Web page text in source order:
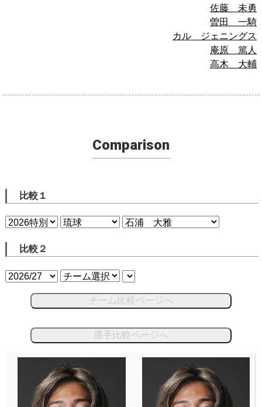
佐藤 未勇
曽田 一騎
カル ジェニングス
庵原 篤人
高木 大輔
Comparison
比較１
比較２
チーム比較ページへ
選手比較ページへ